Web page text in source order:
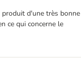
produit d'une très bonne
ce qui concerne le